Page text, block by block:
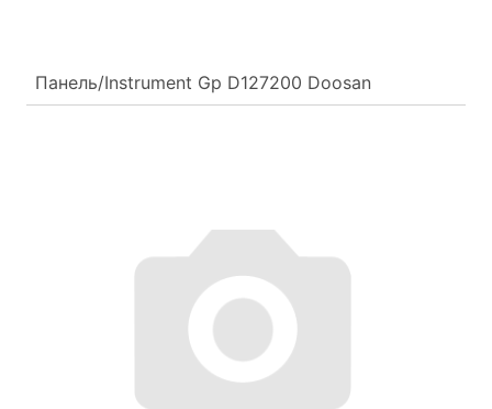
Панель/Instrument Gp D127200 Doosan